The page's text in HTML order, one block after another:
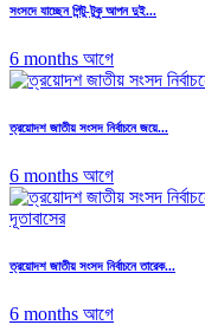
সংসদে যাচ্ছেন পিন্টু-টুকু আপন দুই...
6 months আগে
ত্রয়োদশ জাতীয় সংসদ নির্বাচনে জয়ে...
6 months আগে
ত্রয়োদশ জাতীয় সংসদ নির্বাচনে তারেক...
6 months আগে